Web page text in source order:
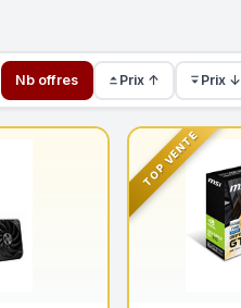
Nb offres Prix ↑ Prix ↓
TOP VENTE